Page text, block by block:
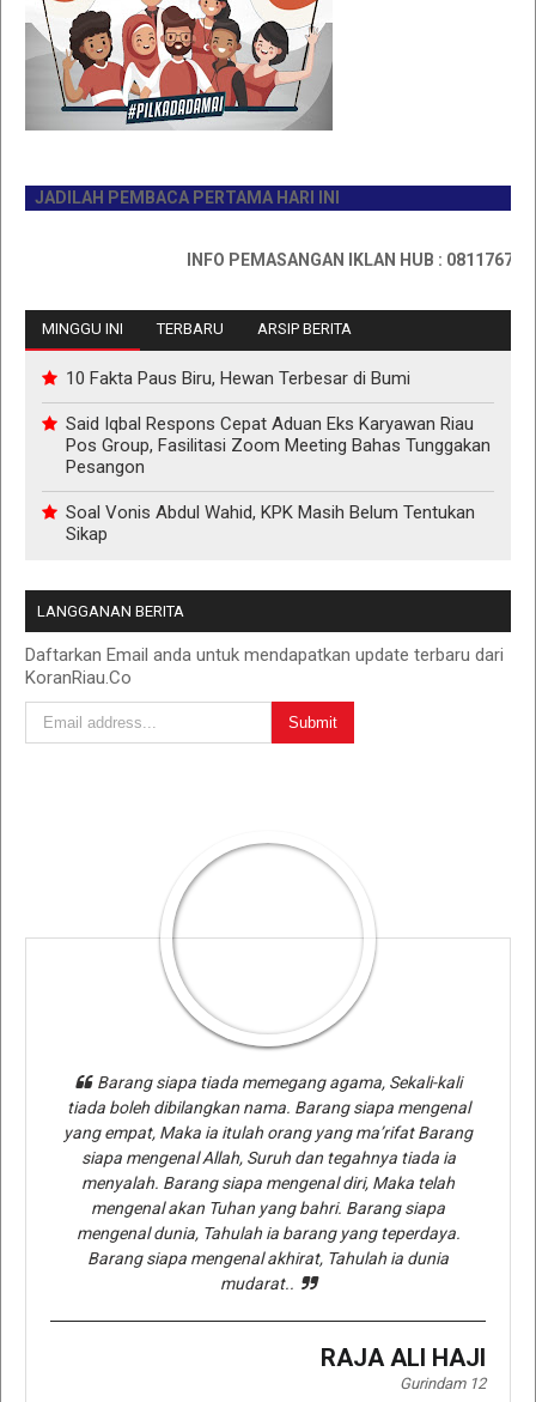
PEMBACA PERTAMA HARI INI
INFO PEMASANGAN IKLAN HUB : 0811767335
MINGGU INI TERBARU ARSIP BERITA
10 Fakta Paus Biru, Hewan Terbesar di Bumi
Said Iqbal Respons Cepat Aduan Eks Karyawan Riau
Pos Group, Fasilitasi Zoom Meeting Bahas Tunggakan
Pesangon
Soal Vonis Abdul Wahid, KPK Masih Belum Tentukan
Sikap
LANGGANAN BERITA
Daftarkan Email anda untuk mendapatkan update terbaru dari
KoranRiau.Co
Barang siapa tiada memegang agama, Sekali-kali
tiada boleh dibilangkan nama. Barang siapa mengenal
yang empat, Maka ia itulah orang yang ma’rifat Barang
siapa mengenal Allah, Suruh dan tegahnya tiada ia
menyalah. Barang siapa mengenal diri, Maka telah
mengenal akan Tuhan yang bahri. Barang siapa
mengenal dunia, Tahulah ia barang yang teperdaya.
Barang siapa mengenal akhirat, Tahulah ia dunia
mudarat..
RAJA ALI HAJI
Gurindam 12